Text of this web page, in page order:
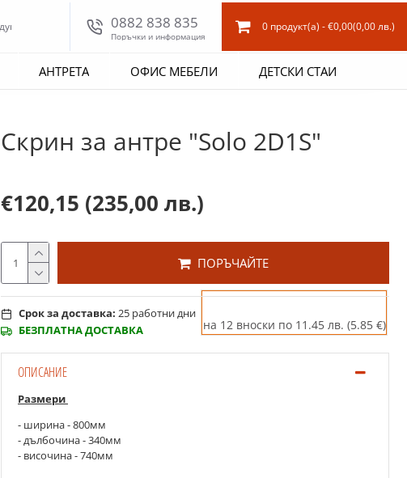
0882 838 835
Поръчки и информация
0 продукт(а) - €0,00(0,00 лв.)
АНТРЕТА ОФИС МЕБЕЛИ ДЕТСКИ СТАИ
Скрин за антре "Solo 2D1S"
Срок за доставка: 25 работни дни
БЕЗПЛАТНА ДОСТАВКА
€120,15 (235,00 лв.)
ПОРЪЧАЙТЕ
на 12 вноски по 11.45 лв. (5.85 €)
ОПИСАНИЕ
Размери
- ширина - 800мм
- дълбочина - 340мм
- височина - 740мм